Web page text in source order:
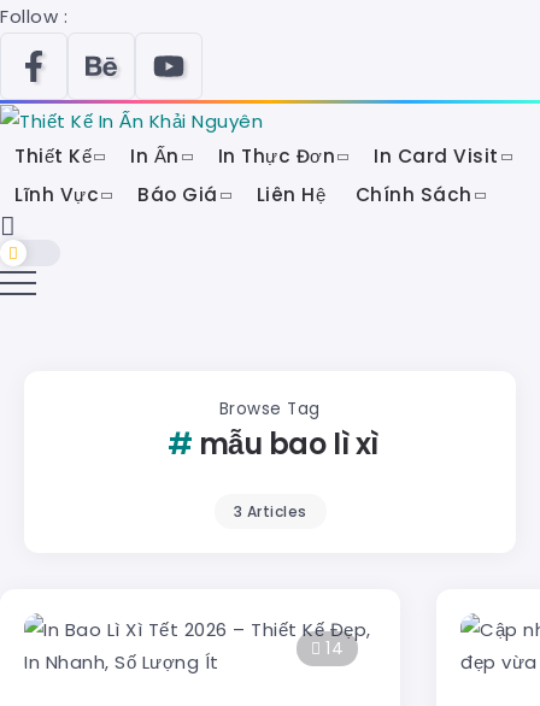
Follow :
Thiết Kế In Ấn In Thực Đơn
In Card Visit
Lĩnh Vực
Báo Giá Liên Hệ Chính Sách
Browse Tag
mẫu bao lì xì
3 Articles
14